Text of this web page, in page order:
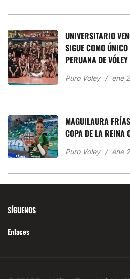
UNIVERSITARIO
SIGUE COMO
PERUANA DE VÓLEY
Puro Voley ene
MAGUILAURA
COPA DE LA REINA
Puro Voley ene
SÍGUENOS
Enlaces